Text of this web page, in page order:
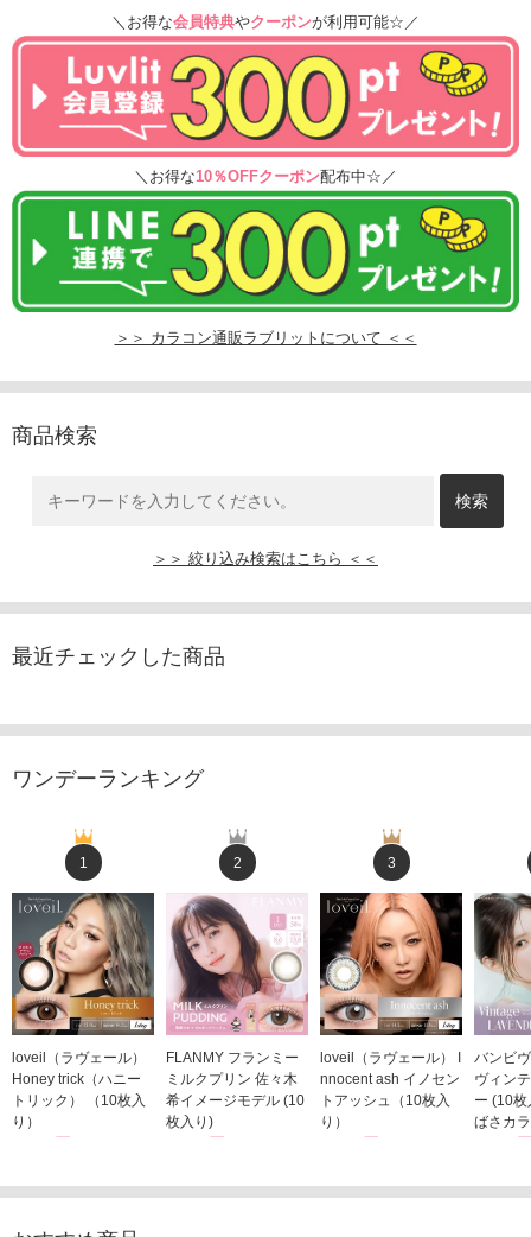
＼お得な会員特典やクーポンが利用可能☆／
＼お得な10％OFFクーポン配布中☆／
＞＞ カラコン通販ラブリットについて ＜＜
商品検索
＞＞ 絞り込み検索はこちら ＜＜
最近チェックした商品
ワンデーランキング
1
loveil（ラヴェール）
Honey trick（ハニー
トリック） （10枚入
り）
2
FLANMY フランミー
ミルクプリン 佐々木
希イメージモデル (10
枚入り)
3
loveil（ラヴェール） I
nnocent ash イノセン
トアッシュ（10枚入
り）
バンビ
ヴィン
ー (10
ばさカ